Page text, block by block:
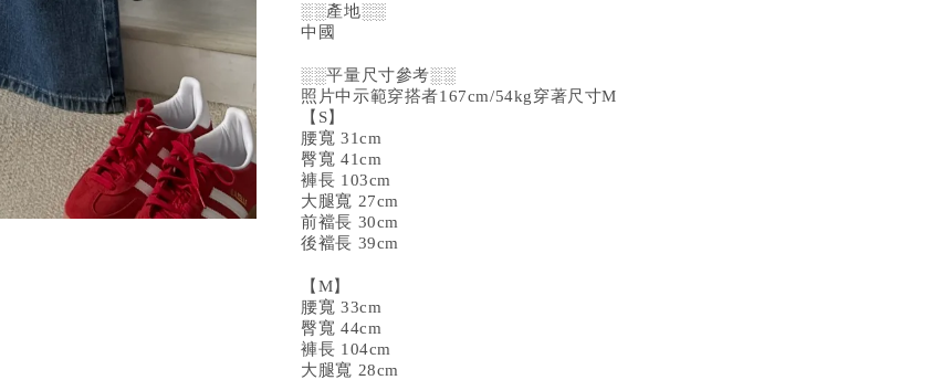
░░產地░░
中國
░░平量尺寸參考░░
照片中示範穿搭者167cm/54kg穿著尺寸M
【S】
腰寬 31cm
臀寬 41cm
褲長 103cm
大腿寬 27cm
前襠長 30cm
後襠長 39cm
【M】
腰寬 33cm
臀寬 44cm
褲長 104cm
大腿寬 28cm